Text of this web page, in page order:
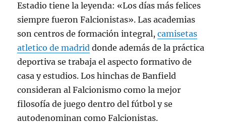
Estadio tiene la leyenda: «Los días más felices
siempre fueron Falcionistas». Las academias
son centros de formación integral,camisetas
atletico de madrid donde además de la práctica
deportiva se trabaja el aspecto formativo de
casa y estudios. Los hinchas de Banfield
consideran al Falcionismo como la mejor
filosofía de juego dentro del fútbol y se
autodenominan como Falcionistas.